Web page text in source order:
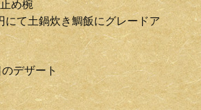
め椀
にて土鍋炊き鯛飯にグレードア
デザート